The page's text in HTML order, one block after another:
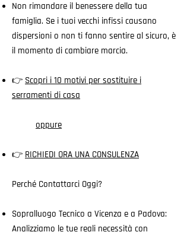
Non rimandare il benessere della tua
famiglia. Se i tuoi vecchi infissi causano
dispersioni o non ti fanno sentire al sicuro, è
il momento di cambiare marcia.
👉 Scopri i 10 motivi per sostituire i
serramenti di casa
oppure
👉 RICHIEDI ORA UNA CONSULENZA
Perché Contattarci Oggi?
Sopralluogo Tecnico a Vicenza e a Padova:
Analizziamo le tue reali necessità con